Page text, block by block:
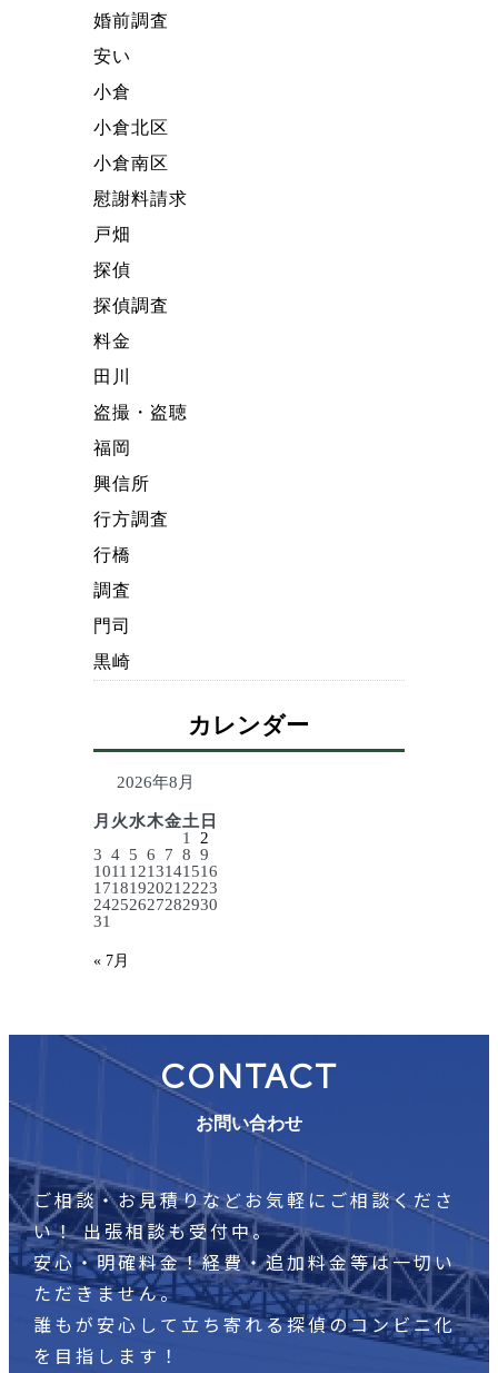
婚前調査
安い
小倉
小倉北区
小倉南区
慰謝料請求
戸畑
探偵
探偵調査
料金
田川
盗撮・盗聴
福岡
興信所
行方調査
行橋
調査
門司
黒崎
カレンダー
2026年8月
月 火水木金土 日
1
2
3 4 5 6 7 8 9
1011 1213141516
1718192021 2223
24252627282930
31
« 7月
CONTACT
お問い合わせ
ご相談・お見積りなどお気軽にご相談くださ
い！出張相談も受付中。
安心・明確料金！経費・追加料金等は一切い
ただきません。
誰もが安心して立ち寄れる探偵のコンビニ化
を目指します！